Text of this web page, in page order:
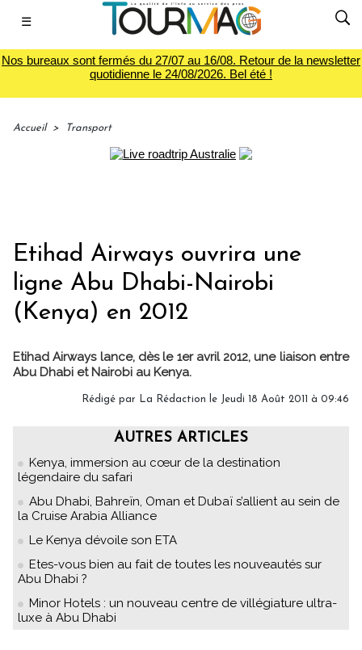
☰
Nos bureaux sont fermés du 27/07 au 16/08. Retour de la newsletter
quotidienne le 24/08/2026. Bel été !
Accueil > Transport
Etihad Airways ouvrira une
ligne Abu Dhabi-Nairobi
(Kenya) en 2012
Etihad Airways lance, dès le 1er avril 2012, une liaison entre
Abu Dhabi et Nairobi au Kenya.
Rédigé par La Rédaction le Jeudi 18 Août 2011 à 09:46
AUTRES ARTICLES
Kenya, immersion au cœur de la destination
légendaire du safari
Abu Dhabi, Bahreïn, Oman et Dubaï s’allient au sein de
la Cruise Arabia Alliance
Le Kenya dévoile son ETA
Etes-vous bien au fait de toutes les nouveautés sur
Abu Dhabi ?
Minor Hotels : un nouveau centre de villégiature ultra-
luxe à Abu Dhabi